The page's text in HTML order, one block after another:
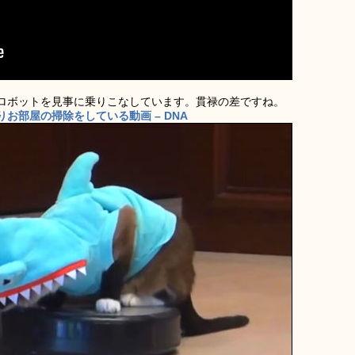
ットを見事に乗りこなしています。貫禄の差ですね。
お部屋の掃除をしている動画 – DNA